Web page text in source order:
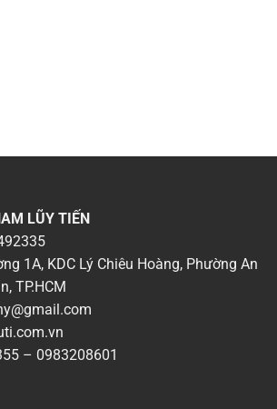
LŨY TIẾN
1A, KDC Lý Chiêu Hoàng, Phường An
TP.HCM
– 0983208601